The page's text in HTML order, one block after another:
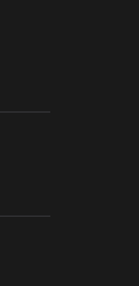
LETO, ORADEA, 8